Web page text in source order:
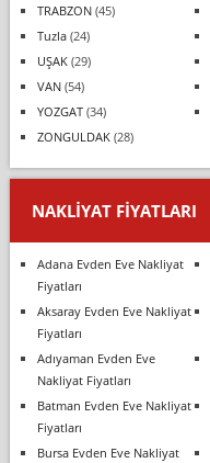
TRABZON(45)
Tuzla(24)
UŞAK(29)
VAN(54)
YOZGAT(34)
ZONGULDAK(28)
NAKLIYAT FIYATLARI
Adana Evden Eve Nakliyat
Fiyatları
Aksaray Evden Eve Nakliyat
Fiyatları
Adıyaman Evden Eve
Nakliyat Fiyatları
Batman Evden Eve Nakliyat
Fiyatları
Bursa Evden Eve Nakliyat